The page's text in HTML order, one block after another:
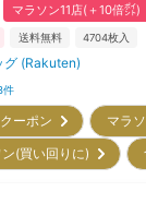
マラソン11店(＋10倍㌽)
送料無料 4704枚入
グ (Rakuten)
件
ーポン マラ
ン(買い回りに)